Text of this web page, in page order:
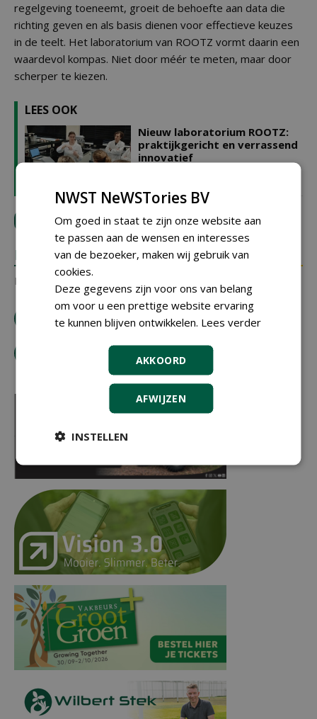
regelgeving toeneemt, groeit de behoefte aan data die
richting geven en als basis dienen voor effectieve keuzes
in de teelt. Het laboratorium van ROOTZ vormt daarin een
waardevol kompas. Niet door méér te meten, maar door
scherper te kiezen.
LEES OOK
Nieuw laboratorium ROOTZ:
praktijkgericht en verrassend
innovatief
LOGIN met je e-mailadres om te reageren.
REACTIES
Er zijn nog geen reacties.
download artikel
tip de redactie
NWST NeWSTories BV
Om goed in staat te zijn onze website aan
te passen aan de wensen en interesses
van de bezoeker, maken wij gebruik van
cookies.
Deze gegevens zijn voor ons van belang
om voor u een prettige website ervaring
te kunnen blijven ontwikkelen. Lees verder
AKKOORD
AFWIJZEN
INSTELLEN